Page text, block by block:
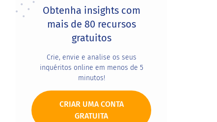
Obtenha insights com
mais de 80 recursos
gratuitos
Crie, envie e analise os seus
inquéritos online em menos de 5
minutos!
CRIAR UMA CONTA
GRATUITA